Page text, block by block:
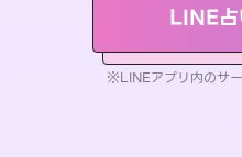
LINE占
※LINEアプリ内のサ